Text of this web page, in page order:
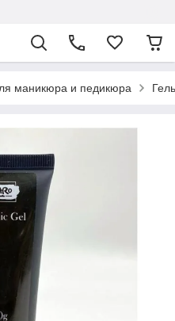
маникюра и педикюра